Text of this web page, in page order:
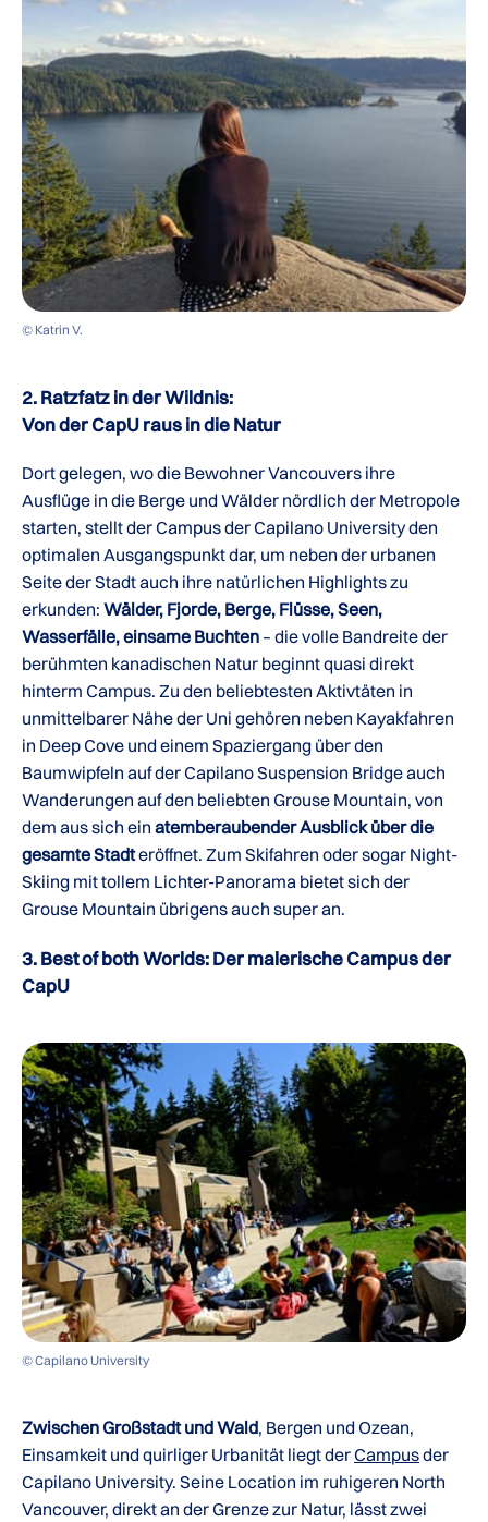
© Katrin V.
2. Ratzfatz in der Wildnis:
Von der CapU raus in die Natur
Dort gelegen, wo die Bewohner Vancouvers ihre
Ausflüge in die Berge und Wälder nördlich der Metropole
starten, stellt der Campus der Capilano University den
optimalen Ausgangspunkt dar, um neben der urbanen
Seite der Stadt auch ihre natürlichen Highlights zu
erkunden: Wälder, Fjorde, Berge, Flüsse, Seen,
Wasserfälle, einsame Buchten – die volle Bandreite der
berühmten kanadischen Natur beginnt quasi direkt
hinterm Campus. Zu den beliebtesten Aktivtäten in
unmittelbarer Nähe der Uni gehören neben Kayakfahren
in Deep Cove und einem Spaziergang über den
Baumwipfeln auf der Capilano Suspension Bridge auch
Wanderungen auf den beliebten Grouse Mountain, von
dem aus sich ein atemberaubender Ausblick über die
gesamte Stadteröffnet. Zum Skifahren oder sogar Night-
Skiing mit tollem Lichter-Panorama bietet sich der
Grouse Mountain übrigens auch super an.
3. Best of both Worlds: Der malerische Campus der
CapU
© Capilano University
Zwischen Großstadt und Wald, Bergen und Ozean,
Einsamkeit und quirliger Urbanität liegt derCampusder
Capilano University. Seine Location im ruhigeren North
Vancouver, direkt an der Grenze zur Natur, lässt zwei